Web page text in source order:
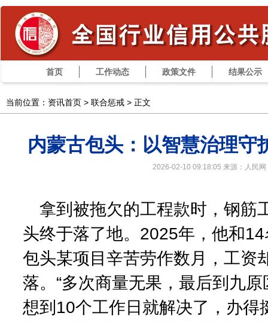
首页 工作动态 政策文件 结果公示
当前位置：资讯首页 > 联合惩戒 > 正文
内蒙古包头：以智慧治理守
2026-02-10 09:18:05 来源：人民网
拿到被拖欠的工程款时，钢筋
头终于落了地。2025年，他和
包头某项目辛苦劳作数月，工资
落。“多次商量无果，最后到九
想到10个工作日就解决了，办得